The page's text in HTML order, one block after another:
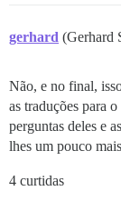
gerhard (Gerhard
Não, e no final,
as traduções para
perguntas deles e
lhes um pouco
4 curtidas